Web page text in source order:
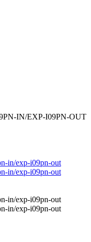
IN/EXP-I09PN-OUT